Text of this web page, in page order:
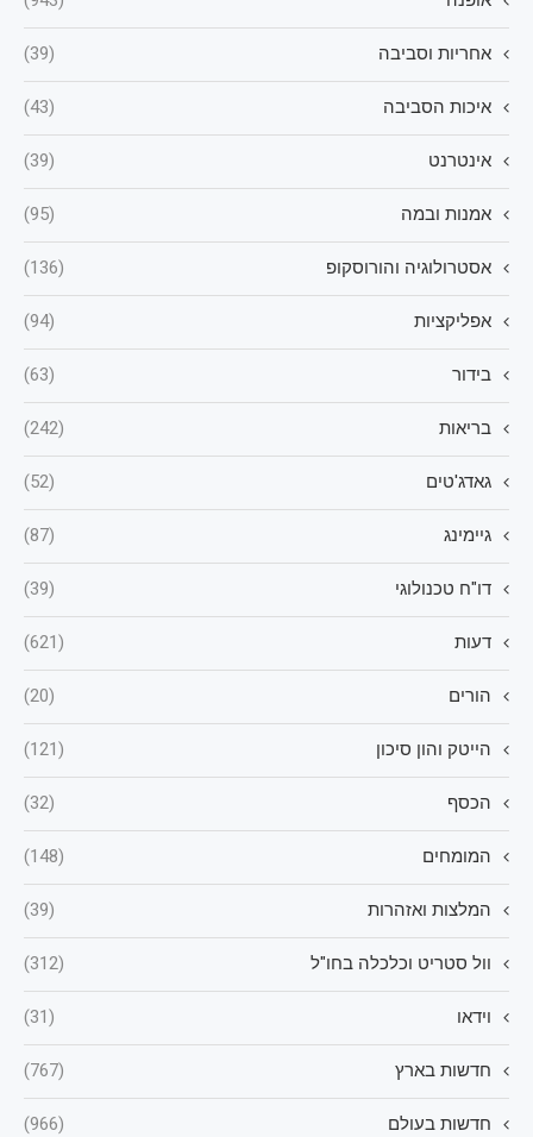
אחריות וסביבה (39)
איכות הסביבה (43)
אינטרנט (39)
אמנות ובמה (95)
אסטרולוגיה והורוסקופ (136)
אפליקציות (94)
בידור (63)
בריאות (242)
גאדג'טים (52)
גיימינג (87)
דו"ח טכנולוגי (39)
דעות (621)
הורים (20)
הייטק והון סיכון (121)
הכסף (32)
המומחים (148)
המלצות ואזהרות (39)
וול סטריט וכלכלה בחו"ל (312)
וידאו (31)
חדשות בארץ (767)
חדשות בעולם (966)